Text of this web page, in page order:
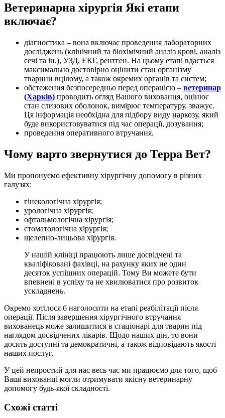
Ветеринарна хірургія Які етапи
включає?
діагностика – вона включає проведення лабораторних
досліджень (клінічний та біохімічний аналіз крові, аналіз
сечі та ін.), УЗД, ЕКГ, рентген. На цьому етапі вдається
максимально достовірно оцінити стан організму
тварини вцілому, а також окремих органів та систем;
обстеження безпосередньо перед операцією – ветеринар
(Харків) проводить огляд Вашого вихованця, оцінює
стан слизових оболонок, вимірює температуру, зважує.
Ця інформація необхідна для підбору виду наркозу, який
буде використовуватися під час операції, дозування;
проведення оперативного втручання.
Чому варто звернутися до Терра Вет?
Ми пропонуємо ефективну хірургічну допомогу в різних
галузях:
гінекологічна хірургія;
урологічна хірургія;
офтальмологічна хірургія;
стоматологічна хірургія;
щелепно-лицьова хірургія.
У нашій клініці працюють лише досвідчені та
кваліфіковані фахівці, на рахунку яких не один
десяток успішних операцій. Тому Ви можете бути
впевнені в успіху та не хвилюватися про розвиток
ускладнень.
Окремо хотілося б наголосити на етапі реабілітації після
операції. Після завершення хірургічного втручання
вихованець може залишитися в стаціонарі для тварин під
наглядом досвідчених лікарів. Щодо наших цін, то вони
досить доступні та демократичні, а також відповідають якості
наших послуг.
У цей непростий для нас весь час ми працюємо для того, щоб
Ваші вихованці могли отримувати якісну ветеринарну
допомогу будь-якої складності.
Схожі статті